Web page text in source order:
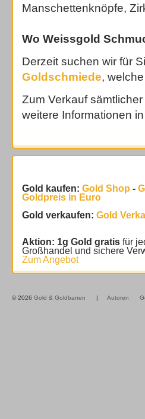
Manschettenknöpfe,
Wo Weissgold
Derzeit suchen wir für
Goldschmiede,
Zum Verkauf
weitere Informationen
Gold kaufen: Gold Shop -
Goldpreis in Euro
Gold verkaufen: Gold
Aktion: 1g Gold gratis für
Großhandel und sichere
Zum Angebot
© 2026 Gold & Goldbarren | Autoren